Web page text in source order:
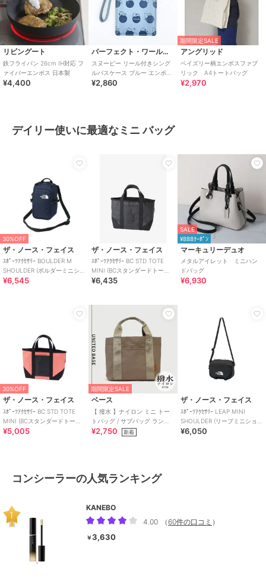
リビングート
鉄フライパン 26cm IH対応 フ
ァイバーエンボス 日本製
¥4,400
パーフェクト・ワールド・トーキョー
スヌーピー リール付きシング
ルパスケース ブルー エンボス
定期入れ SNOOPY
¥2,860
期間限定SALE
アングリッド
ペイズリー柄エンボスファブ
リック A4トートバッグ
¥2,970
デイリー使いに最適なミニ バッグ
30%OFF
ザ・ノース・フェイス
ｽﾎﾟｰﾂｱｸｾｻﾘｰ BOULDER M
SHOULDER (ボルダーミニショ
ルダー)
¥6,545
ザ・ノース・フェイス
ｽﾎﾟｰﾂｱｸｾｻﾘｰ BC STD TOTE
MINI (BCスタンダードトート
ミニ)
¥6,435
SALE
¥888ｸｰﾎﾟﾝ
マーキュリーデュオ
メタルアイレット ミニハン
ドバッグ
¥6,930
30%OFF
ザ・ノース・フェイス
ｽﾎﾟｰﾂｱｸｾｻﾘｰ BC STD TOTE
MINI (BCスタンダードトート
ミニ)
¥5,005
期間限定SALE
ベース
【 撥水 】ナイロン ミニ トー
トバッグ / サブバッグ ランチ
バッグ 仕切り付き
¥2,750 新着
ザ・ノース・フェイス
ｽﾎﾟｰﾂｱｸｾｻﾘｰ LEAP MINI
SHOULDER (リープミニショル
ダー)
¥6,050
コンシーラーの人気ランキング
KANEBO
4.00
（60件の口コミ ）
￥3,630